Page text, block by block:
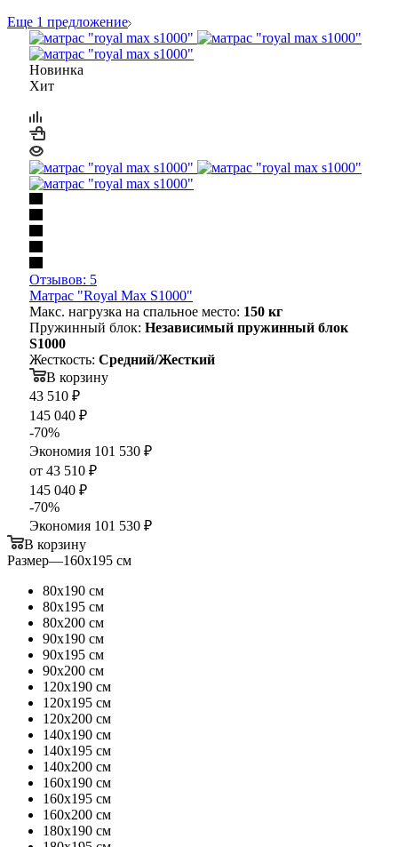
Еще 1 предложение
Новинка
Хит
Отзывов: 5
Матрас "Royal Max S1000"
Макс. нагрузка на спальное место: 150 кг
Пружинный блок: Независимый пружинный блок
S1000
Жесткость: Средний/Жесткий
В корзину
43 510 ₽
145 040 ₽
-70%
Экономия 101 530 ₽
от 43 510 ₽
145 040 ₽
-70%
Экономия 101 530 ₽
В корзину
Размер—160х195 см
80х190 см
80х195 см
80х200 см
90х190 см
90х195 см
90х200 см
120х190 см
120х195 см
120х200 см
140х190 см
140х195 см
140х200 см
160х190 см
160х195 см
160х200 см
180х190 см